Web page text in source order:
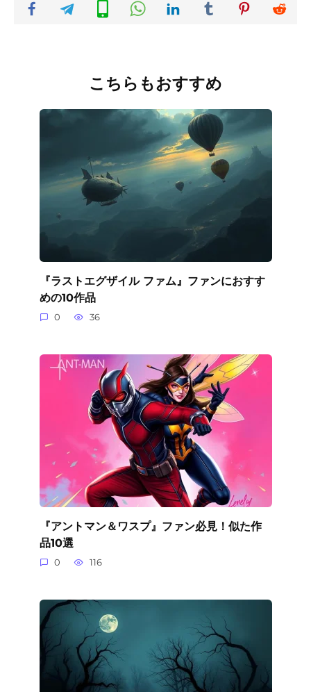
こちらもおすすめ
『ラストエグザイル ファム』ファンにおすす
めの10作品
0 36
『アントマン＆ワスプ』ファン必見！似た作
品10選
0 116